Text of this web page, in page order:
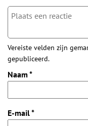
Vereiste velden zijn
gepubliceerd.
Naam *
E-mail*